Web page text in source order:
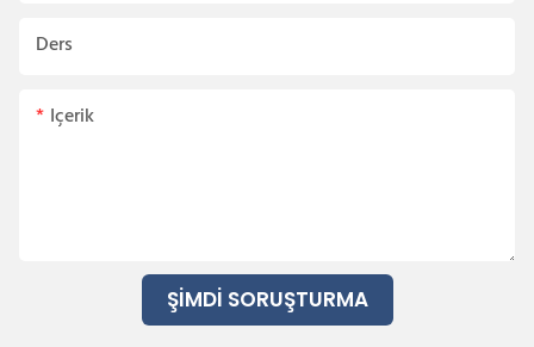
Ders
Içerik
ŞIMDI SORUŞTURMA